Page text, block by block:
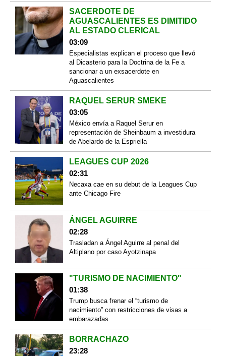
SACERDOTE DE
AGUASCALIENTES ES DIMITIDO
AL ESTADO CLERICAL
03:09
Especialistas explican el proceso que llevó
al Dicasterio para la Doctrina de la Fe a
sancionar a un exsacerdote en
Aguascalientes
RAQUEL SERUR SMEKE
03:05
México envía a Raquel Serur en
representación de Sheinbaum a investidura
de Abelardo de la Espriella
LEAGUES CUP 2026
02:31
Necaxa cae en su debut de la Leagues Cup
ante Chicago Fire
ÁNGEL AGUIRRE
02:28
Trasladan a Ángel Aguirre al penal del
Altiplano por caso Ayotzinapa
"TURISMO DE NACIMIENTO"
01:38
Trump busca frenar el “turismo de
nacimiento” con restricciones de visas a
embarazadas
BORRACHAZO
23:28